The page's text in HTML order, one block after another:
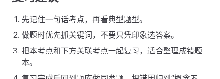
先记住一句话考点，再看典型题型。
做题时优先抓关键词，不要只凭印象选答案。
把本考点和下方关联考点一起复习，适合整理成错题
本。